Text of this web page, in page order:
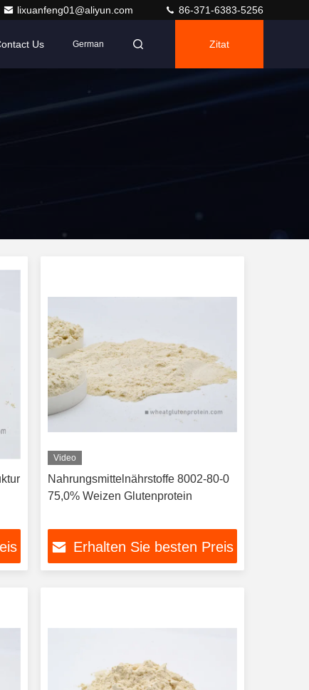
lixuanfeng01@aliyun.com 86-371-6383-5256
Us German Zitat
Video
Nahrungsmittelnährstoffe 8002-80-0
75,0% Weizen Glutenprotein
Erhalten Sie besten Preis